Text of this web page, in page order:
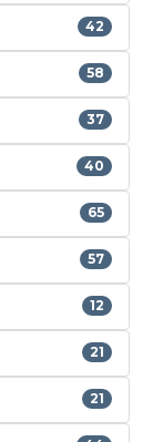
42
58
37
40
65
57
12
21
21